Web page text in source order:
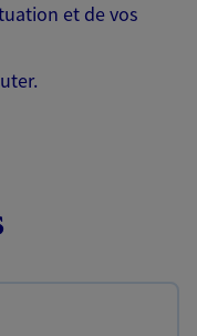
et de vos